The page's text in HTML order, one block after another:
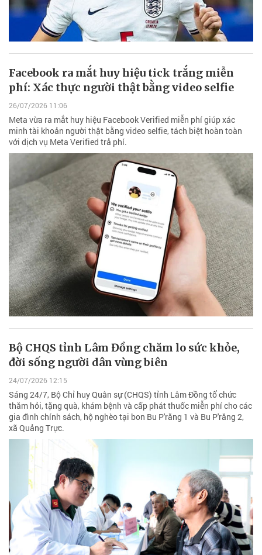
Facebook ra mắt huy hiệu tick trắng miễn
phí: Xác thực người thật bằng video selfie
26/07/2026 11:06
Meta vừa ra mắt huy hiệu Facebook Verified miễn phí giúp xác
minh tài khoản người thật bằng video selfie, tách biệt hoàn toàn
với dịch vụ Meta Verified trả phí.
Bộ CHQS tỉnh Lâm Đồng chăm lo sức khỏe,
đời sống người dân vùng biên
24/07/2026 12:15
Sáng 24/7, Bộ Chỉ huy Quân sự (CHQS) tỉnh Lâm Đồng tổ chức
thăm hỏi, tặng quà, khám bệnh và cấp phát thuốc miễn phí cho các
gia đình chính sách, hộ nghèo tại bon Bu P'răng 1 và Bu P'răng 2,
xã Quảng Trực.